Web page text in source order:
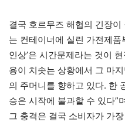
결국 호르무즈 해협의 긴장
는 컨테이너에 실린 가전제품
인상’은 시간문제라는 것이
용이 치솟는 상황에서 그 마
의 주머니를 향하고 있다. 한
승은 시작에 불과할 수 있다”
그 충격은 결국 소비자가 가